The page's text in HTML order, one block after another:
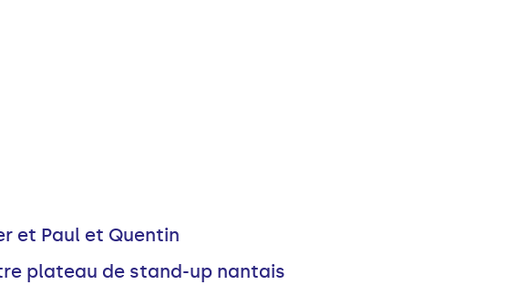
et Paul et Quentin
plateau de stand-up nantais